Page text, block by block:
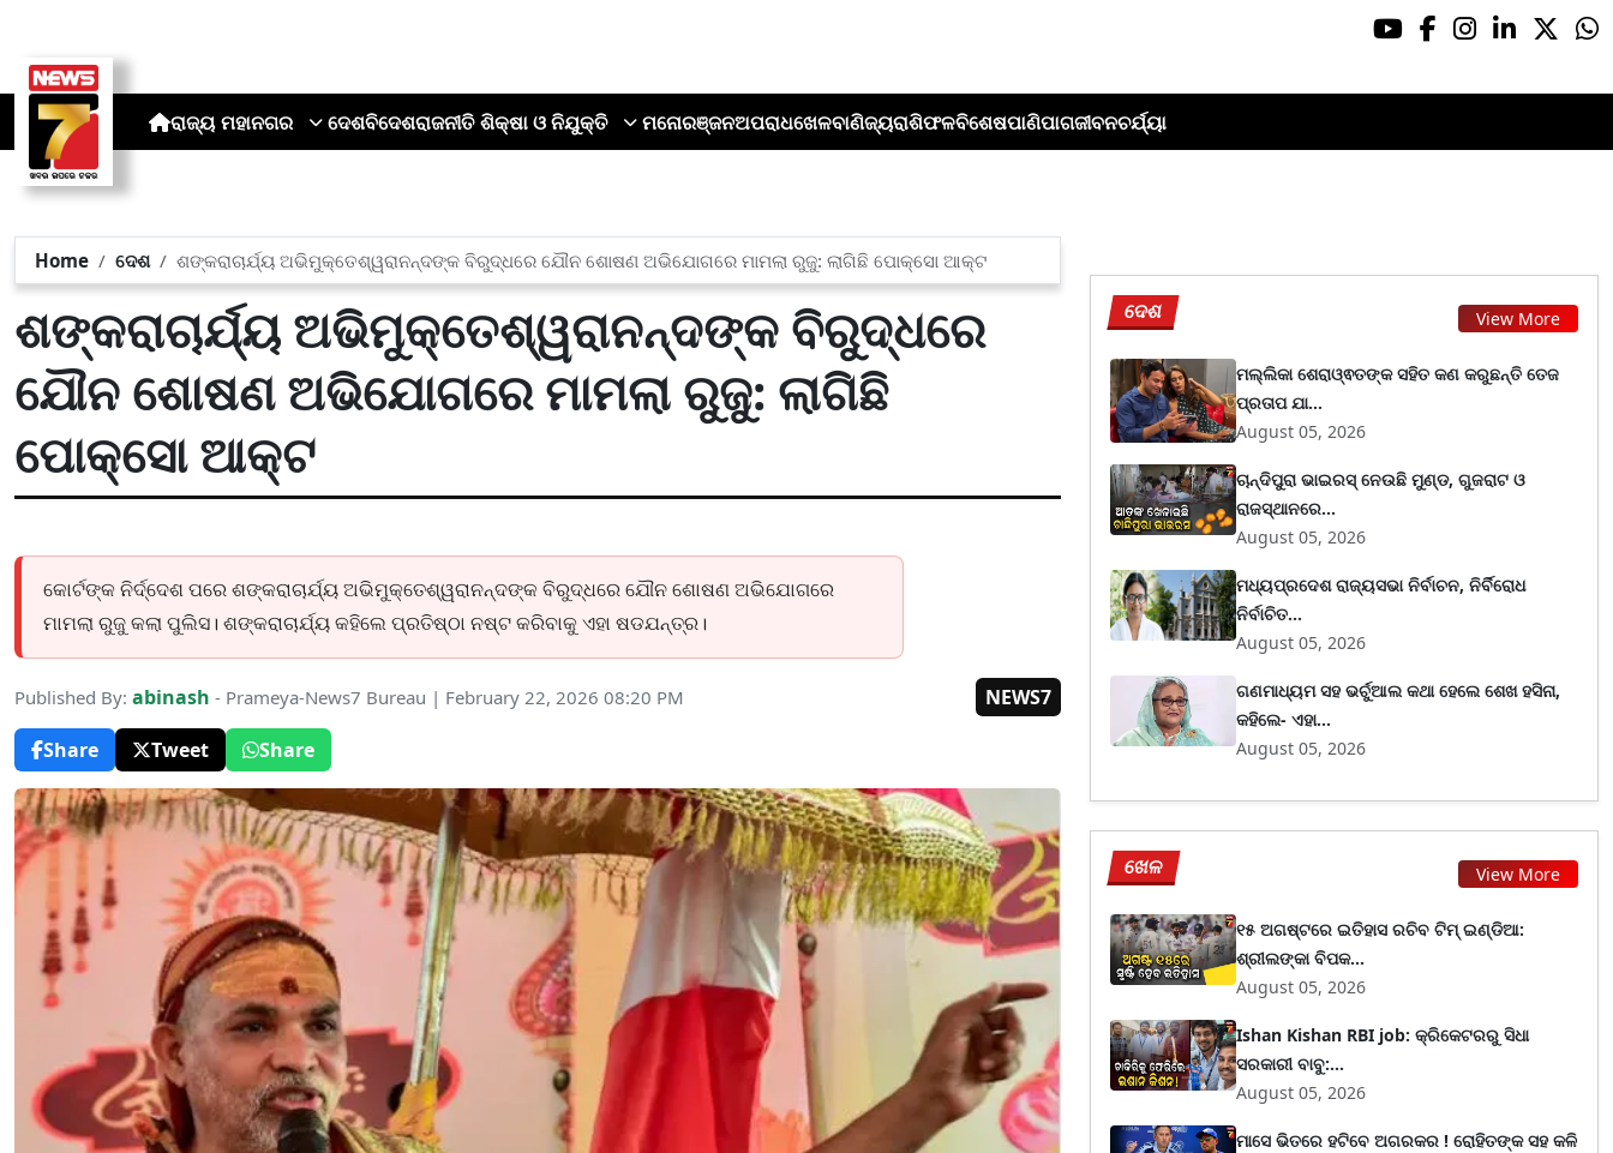
ରାଜ୍ୟ ମହାନଗର ଦେଶବିଦେଶରାଜନୀତି ଶିକ୍ଷା ଓ ନିଯୁକ୍ତି ମନୋରଞ୍ଜନଅପରାଧଖେଳବାଣିଜ୍ୟରାଶିଫଳବିଶେଷପାଣିପାଗଜୀବନଚର୍ଯ୍ୟା
Home ଦେଶ ଶଙ୍କରାଚାର୍ଯ୍ୟ ଅଭିମୁକ୍ତେଶ୍ୱରାନନ୍ଦଙ୍କ ବିରୁଦ୍ଧରେ ଯୌନ ଶୋଷଣ ଅଭିଯୋଗରେ ମାମଲା ରୁଜୁ: ଲାଗିଛି ପୋକ୍ସୋ ଆକ୍ଟ
ଶଙ୍କରାଚାର୍ଯ୍ୟ ଅଭିମୁକ୍ତେଶ୍ୱରାନନ୍ଦଙ୍କ ବିରୁଦ୍ଧରେ
ଯୌନ ଶୋଷଣ ଅଭିଯୋଗରେ ମାମଲା ରୁଜୁ: ଲାଗିଛି
ପୋକ୍ସୋ ଆକ୍ଟ
କୋର୍ଟଙ୍କ ନିର୍ଦ୍ଦେଶ ପରେ ଶଙ୍କରାଚାର୍ଯ୍ୟ ଅଭିମୁକ୍ତେଶ୍ୱରାନନ୍ଦଙ୍କ ବିରୁଦ୍ଧରେ ଯୌନ ଶୋଷଣ ଅଭିଯୋଗରେ
ମାମଲା ରୁଜୁ କଲା ପୁଲିସ। ଶଙ୍କରାଚାର୍ଯ୍ୟ କହିଲେ ପ୍ରତିଷ୍ଠା ନଷ୍ଟ କରିବାକୁ ଏହା ଷଡଯନ୍ତ୍ର।
Published By: abinash - Prameya-News7 Bureau | February 22, 2026 08:20 PM
NEWS7
Share
Tweet Share
ଦେଶ View More
ମଲ୍ଲିକା ଶେରାଓ୍ଵତଙ୍କ ସହିତ କଣ କରୁଛନ୍ତି ତେଜ
ପ୍ରତାପ ଯା...
August 05, 2026
ଚାନ୍ଦିପୁରା ଭାଇରସ୍ ନେଉଛି ମୁଣ୍ଡ, ଗୁଜରାଟ ଓ
ରାଜସ୍ଥାନରେ...
August 05, 2026
ମଧ୍ୟପ୍ରଦେଶ ରାଜ୍ୟସଭା ନିର୍ବାଚନ, ନିର୍ବିରୋଧ
ନିର୍ବାଚିତ...
August 05, 2026
ଗଣମାଧ୍ୟମ ସହ ଭର୍ଚୁଆଲ କଥା ହେଲେ ଶେଖ ହସିନା,
କହିଲେ- ଏହା...
August 05, 2026
ଖେଳ View More
୧୫ ଅଗଷ୍ଟରେ ଇତିହାସ ରଚିବ ଟିମ୍ ଇଣ୍ଡିଆ:
ଶ୍ରୀଲଙ୍କା ବିପକ...
August 05, 2026
Ishan Kishan RBI job: କ୍ରିକେଟରରୁ ସିଧା
ସରକାରୀ ବାବୁ:...
August 05, 2026
ମାସେ ଭିତରେ ହଟିବେ ଅଗରକର ! ରୋହିତଙ୍କ ସହ କଳି